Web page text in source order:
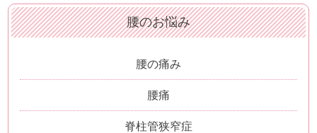
腰のお悩み
腰の痛み
腰痛
脊柱管狭窄症